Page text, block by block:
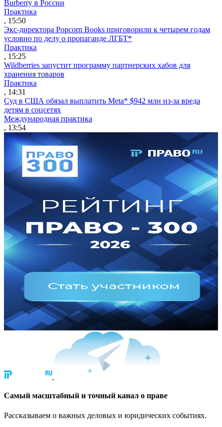
Burberry в России
Практика
, 15:50
Экс-директора Popcorn Books приговорили к четырем годам
условно по делу о пропаганде ЛГБТ*
Практика
, 15:25
Wildberries запустит программу партнерских хабов для
хранения товаров
Практика
, 14:31
Суд в США обязал выплатить Meta* $942 млн из-за вреда
детям в соцсетях
Международная практика
, 13:54
Cамый масштабный и точный канал о праве
Рассказываем о важных деловых и юридических событиях.